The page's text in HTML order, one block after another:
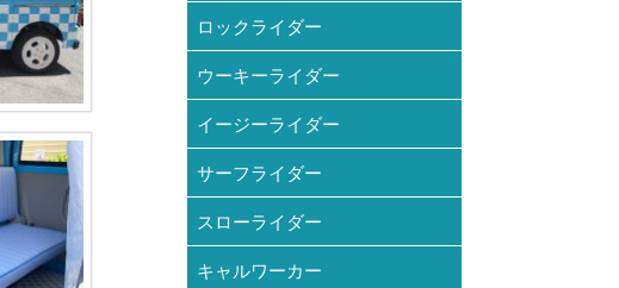
ロックライダー
ウーキーライダー
イージーライダー
サーフライダー
スローライダー
キャルワーカー